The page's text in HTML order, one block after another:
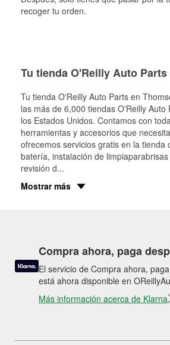
recoger tu orden.
Tu tienda O'Reilly Auto
Tu tienda O'Reilly Auto Parts en
las más de 6,000 tiendas O'Reilly Auto
los Estados Unidos. Contamos con
herramientas y accesorios que
ofrecemos servicios gratis en la tienda
batería, instalación de
revisión d...
Mostrar más
Compra ahora, paga
El servicio de Compra ahora,
está ahora disponible en
Más información acerca de Klarna